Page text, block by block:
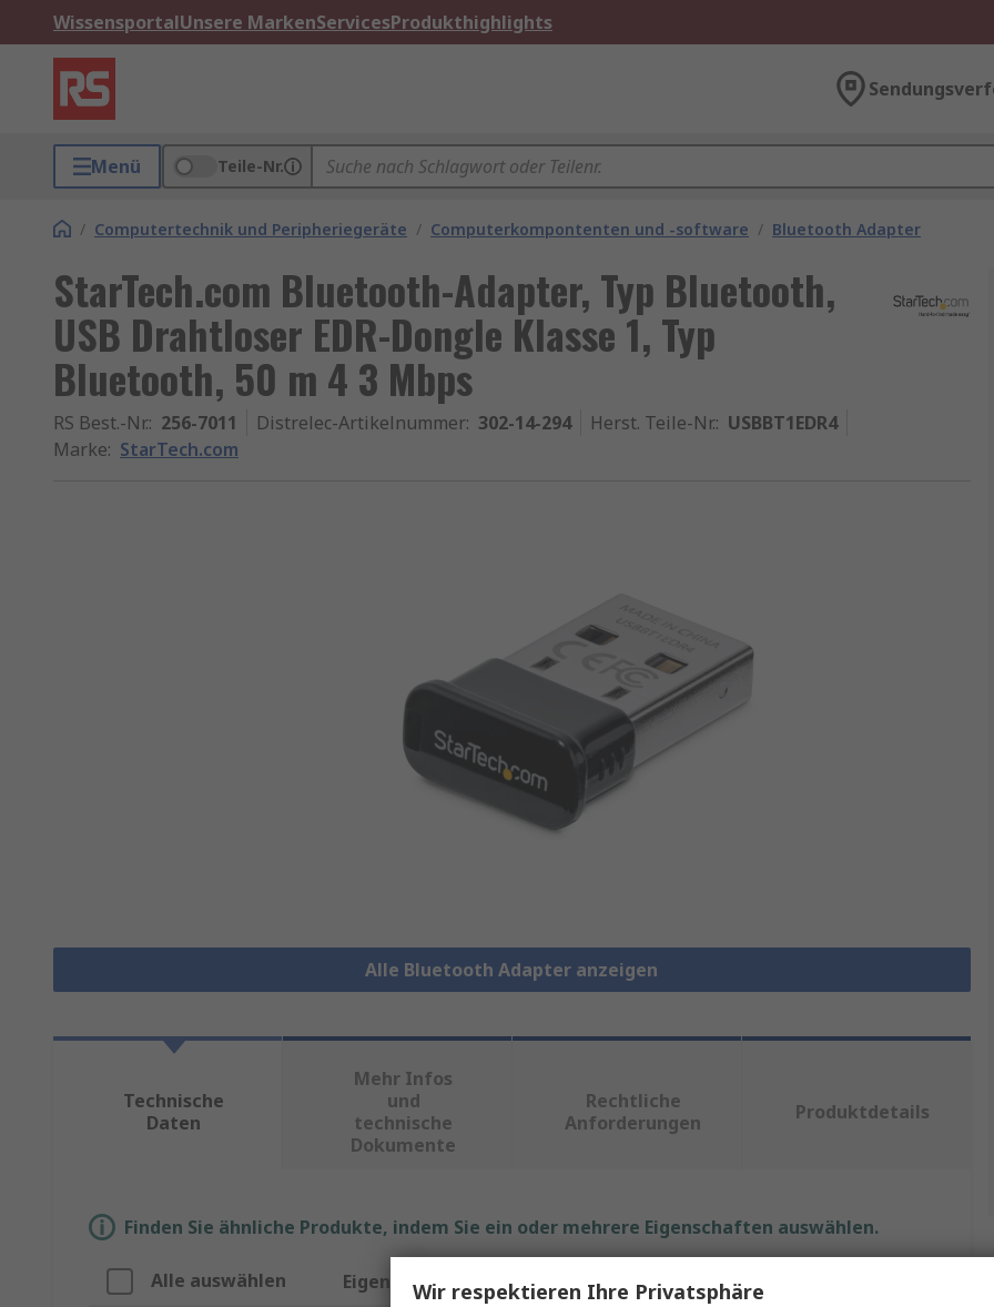
WissensportalUnsere MarkenServicesProdukthighlights
Menü Teile-Nr.
/ Computertechnik und Peripheriegeräte / Computerkompontenten und -software / Bluetooth Adapter
StarTech.com Bluetooth-Adapter, Typ Bluetooth,
USB Drahtloser EDR-Dongle Klasse 1, Typ
Bluetooth, 50 m 4 3 Mbps
RS Best.-Nr.: 256-7011 Distrelec-Artikelnummer: 302-14-294 Herst. Teile-Nr.: USBBT1EDR4
Marke: StarTech.com
Alle Bluetooth Adapter anzeigen
Technische
Daten
Mehr Infos
und
technische
Dokumente
Rechtliche
Anforderungen
Produktdetails
Finden Sie ähnliche Produkte, indem Sie ein oder mehrere Eigenschaften auswählen.
Alle auswählen Eigenschaft Wert
Wir respektieren Ihre Privatsphäre